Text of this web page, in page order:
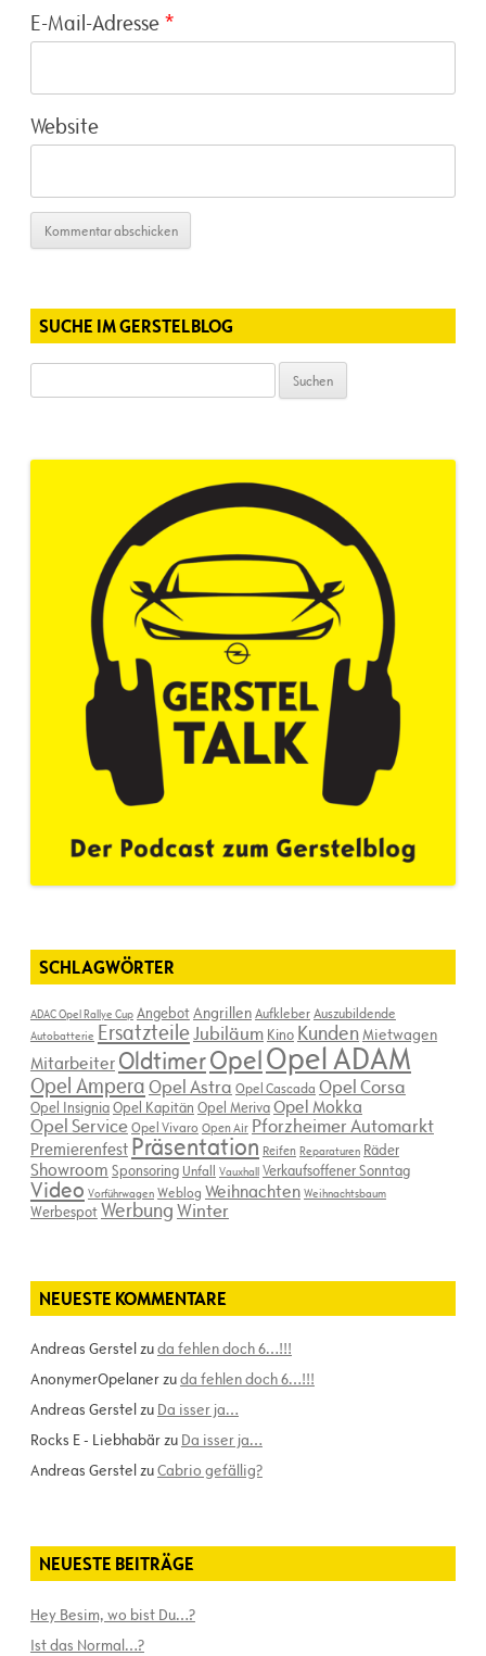
E-Mail-Adresse *
Website
SUCHE IM GERSTELBLOG
nach:
SCHLAGWÖRTER
ADAC Opel Rallye Cup AngebotAngrillenAufkleberAuszubildende
Autobatterie ErsatzteileJubiläum Kino KundenMietwagen
Mitarbeiter OldtimerOpelOpel ADAM
Opel AmperaOpel Astra Opel Cascada Opel Corsa
Opel InsigniaOpel Kapitän Opel MerivaOpel Mokka
Opel ServiceOpel Vivaro Open Air Pforzheimer Automarkt
Premierenfest Präsentation Reifen Reparaturen Räder
Showroom Sponsoring Unfall Vauxhall Verkaufsoffener Sonntag
Video Vorführwagen Weblog Weihnachten Weihnachtsbaum
WerbespotWerbungWinter
NEUESTE KOMMENTARE
Andreas Gerstelzuda fehlen doch 6…!!!
AnonymerOpelanerzuda fehlen doch 6…!!!
Andreas Gerstelzu Da isser ja…
Rocks E - Liebhabärzu Da isser ja…
Andreas GerstelzuCabrio gefällig?
NEUESTE BEITRÄGE
Hey Besim, wo bist Du…?
Ist das Normal…?